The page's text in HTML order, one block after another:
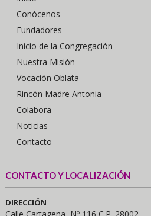
- Conócenos
- Fundadores
- Inicio de la Congregación
- Nuestra Misión
- Vocación Oblata
- Rincón Madre Antonia
- Colabora
- Noticias
- Contacto
CONTACTO Y LOCALIZACIÓN
DIRECCIÓN